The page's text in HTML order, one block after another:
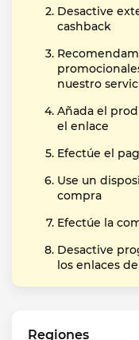
Desactive
cashback
nuestro
Añada el
el enlace
Efectúe el
Use un
compra
Efectúe la
Desactive
los enlaces
Regiones